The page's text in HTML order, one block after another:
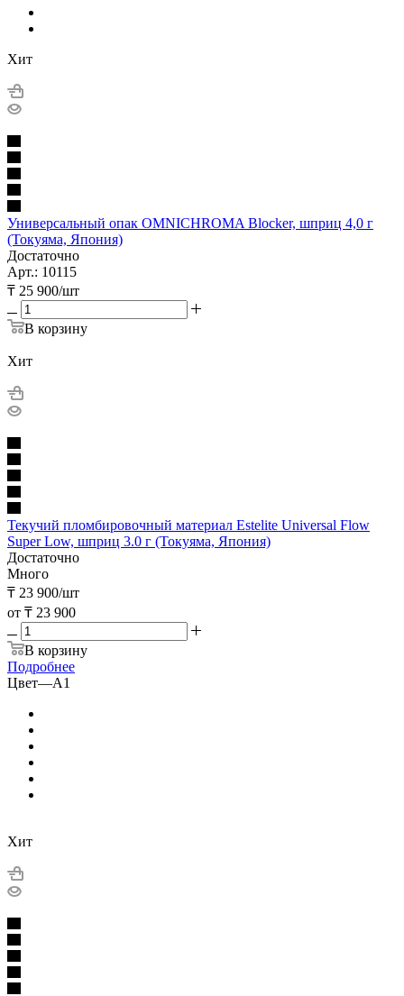
Хит
Универсальный опак OMNICHROMA Blocker, шприц 4,0 г
(Токуяма, Япония)
Достаточно
Арт.: 10115
₸ 25 900/шт
В корзину
Хит
Текучий пломбировочный материал Estelite Universal Flow
Super Low, шприц 3.0 г (Токуяма, Япония)
Достаточно
Много
₸ 23 900/шт
от ₸ 23 900
В корзину
Подробнее
Цвет—A1
Хит